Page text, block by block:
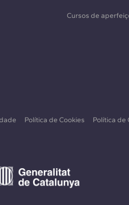
Cursos de
Política de Cookies Política de